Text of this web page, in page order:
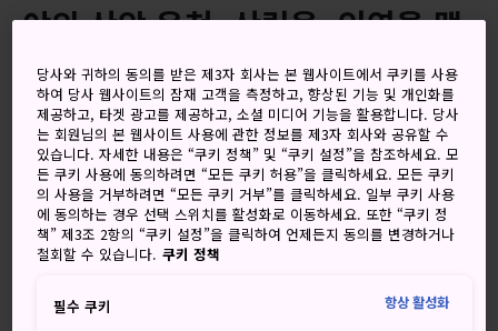
야외 산악 온천, 산림욕, 인연을 맺
어주는 개구리
돗토리
에 위치한 850년 전통의 미사사 온천은 치유력이 있
는 온천으로 명성이 높습니다. 미사사 온천수는 온갖 질병을
치료하는 데 효과적인 것으로 알려져 있습니다.
온천욕을 마치면, 숲속을 산책하면서 영혼까지 상쾌해지는 느
낌을 만끽하세요. 숲을 산책하면 기분이 좋아진다는 사실은 이
미 과학적으로 입증된 지 오래입니다. 산림욕이라는 용어가 따
로 존재할 정도죠. 혹시 싱글이시라면 고이다니 다리를 방문해
보시는 건 어떨까요? 전설에 따르면 고이다니 다리의 개구리
당사와 귀하의 동의를 받은 제3자 회사는 본 웹사이트에서 쿠키를 사용
하여 당사 웹사이트의 잠재 고객을 측정하고, 향상된 기능 및 개인화를
제공하고, 타겟 광고를 제공하고, 소셜 미디어 기능을 활용합니다. 당사
는 회원님의 본 웹사이트 사용에 관한 정보를 제3자 회사와 공유할 수
있습니다. 자세한 내용은 “쿠키 정책” 및 “쿠키 설정”을 참조하세요. 모
든 쿠키 사용에 동의하려면 “모든 쿠키 허용”을 클릭하세요. 모든 쿠키
의 사용을 거부하려면 “모든 쿠키 거부”를 클릭하세요. 일부 쿠키 사용
에 동의하는 경우 선택 스위치를 활성화로 이동하세요. 또한 “쿠키 정
책” 제3조 2항의 “쿠키 설정”을 클릭하여 언제든지 동의를 변경하거나
철회할 수 있습니다. 쿠키 정책
필수 쿠키 항상 활성화